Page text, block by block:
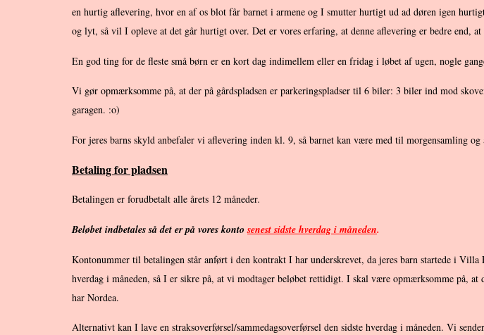
en hurtig aflevering, hvor en af os blot får barnet i armene og I smutter hurtigt ud ad døren igen
og lyt, så vil I opleve at det går hurtigt over. Det er vores erfaring, at denne aflevering er bedre end,
En god ting for de fleste små børn er en kort dag indimellem eller en fridag i løbet af ugen, nogle
Vi gør opmærksomme på, at der på gårdspladsen er parkeringspladser til 6 biler: 3 biler ind mod
garagen. :o)
For jeres barns skyld anbefaler vi aflevering inden kl. 9, så barnet kan være med til morgensamling
Betaling for pladsen
Betalingen er forudbetalt alle årets 12 måneder.
Beløbet indbetales så det er på vores kontosenest sidste hverdag i måneden.
Kontonummer til betalingen står anført i den kontrakt I har underskrevet, da jeres barn startede i
hverdag i måneden, så I er sikre på, at vi modtager beløbet rettidigt. I skal være opmærksomme på,
har Nordea.
Alternativt kan I lave en straksoverførsel/sammedagsoverførsel den sidste hverdag i måneden. Vi